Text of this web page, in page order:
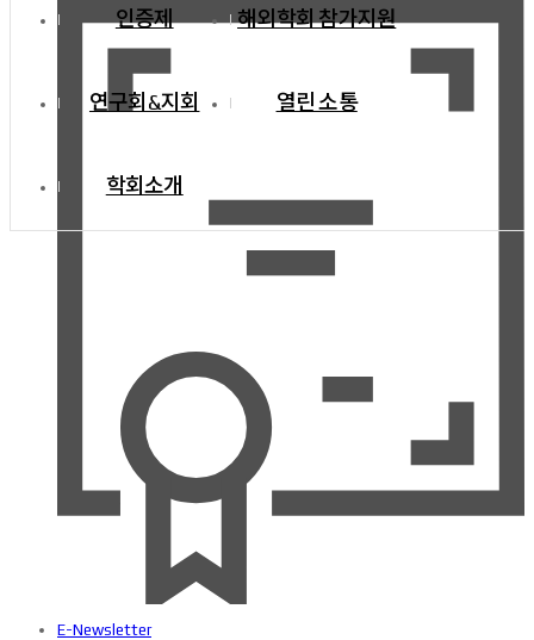
인증제 해외학회 참가지원
연구회&지회 열린 소통
학회소개
E-Newsletter